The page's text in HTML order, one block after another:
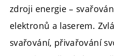
zdroji energie –
elektronů a laserem.
svařování, přivařování